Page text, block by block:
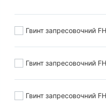
Гвинт запресовочний
Гвинт запресовочний
Гвинт запресовочний